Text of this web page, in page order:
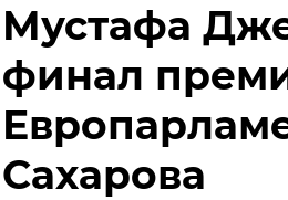
Мустафа
финал
Сахарова